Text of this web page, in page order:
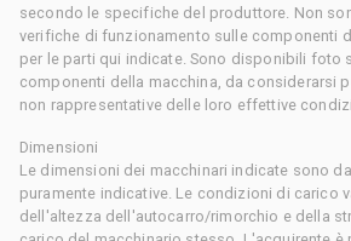
secondo le specifiche del produttore. Non
verifiche di funzionamento sulle componenti
per le parti qui indicate. Sono disponibili foto
componenti della macchina, da considerarsi
non rappresentative delle loro effettive
Dimensioni
Le dimensioni dei macchinari indicate sono
puramente indicative. Le condizioni di carico
dell'altezza dell'autocarro/rimorchio e della